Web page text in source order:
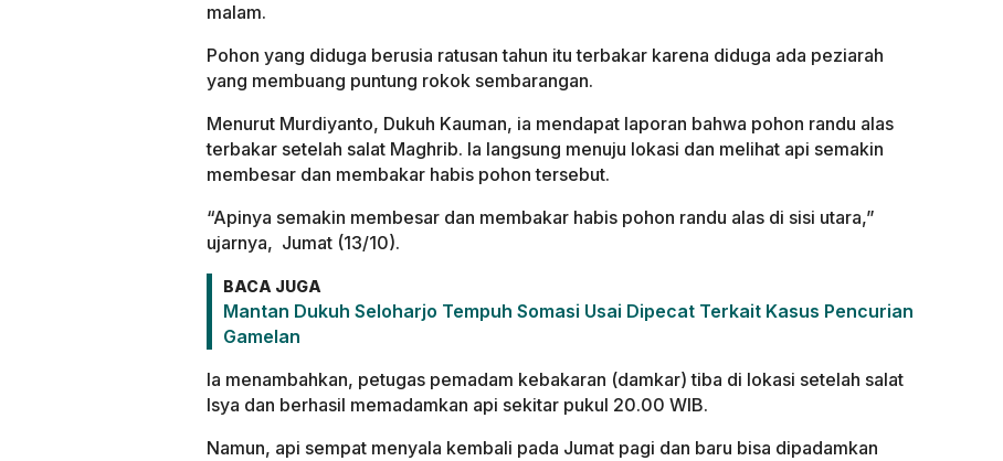
malam.
Pohon yang diduga berusia ratusan tahun itu terbakar karena diduga ada peziarah
yang membuang puntung rokok sembarangan.
Menurut Murdiyanto, Dukuh Kauman, ia mendapat laporan bahwa pohon randu alas
terbakar setelah salat Maghrib. Ia langsung menuju lokasi dan melihat api semakin
membesar dan membakar habis pohon tersebut.
“Apinya semakin membesar dan membakar habis pohon randu alas di sisi utara,”
ujarnya, Jumat (13/10).
BACA JUGA
Mantan Dukuh Seloharjo Tempuh Somasi Usai Dipecat Terkait Kasus Pencurian
Gamelan
Ia menambahkan, petugas pemadam kebakaran (damkar) tiba di lokasi setelah salat
Isya dan berhasil memadamkan api sekitar pukul 20.00 WIB.
Namun, api sempat menyala kembali pada Jumat pagi dan baru bisa dipadamkan